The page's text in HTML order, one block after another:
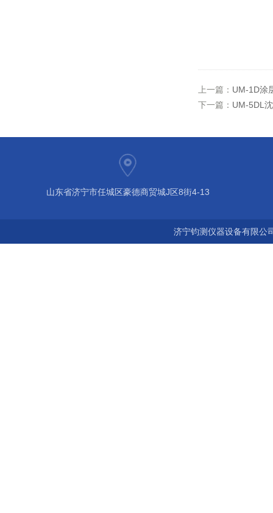
上一篇： UM-1D涂
下一篇： UM-5DL
山东省济宁市任城区豪德商贸城J区8街4-13
济宁钧测仪器设备有限